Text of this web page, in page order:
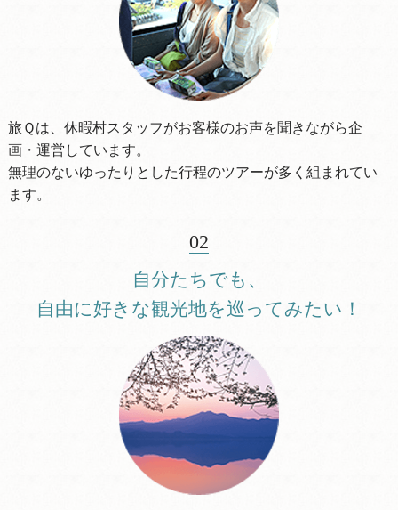
旅Ｑは、休暇村スタッフがお客様のお声を聞きながら企
画・運営しています。
無理のないゆったりとした行程のツアーが多く組まれてい
ます。
02
自分たちでも、
自由に好きな観光地を巡ってみたい！